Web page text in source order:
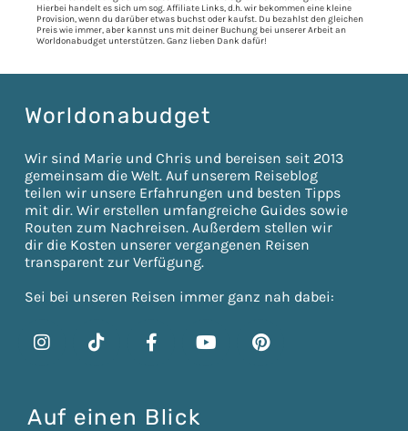
Hierbei handelt es sich um sog. Affiliate Links, d.h. wir bekommen eine kleine
Provision, wenn du darüber etwas buchst oder kaufst. Du bezahlst den gleichen
Preis wie immer, aber kannst uns mit deiner Buchung bei unserer Arbeit an
Worldonabudget unterstützen. Ganz lieben Dank dafür!
Worldonabudget
Wir sind Marie und Chris und bereisen seit 2013
gemeinsam die Welt. Auf unserem Reiseblog
teilen wir unsere Erfahrungen und besten Tipps
mit dir. Wir erstellen umfangreiche Guides sowie
Routen zum Nachreisen. Außerdem stellen wir
dir die Kosten unserer vergangenen Reisen
transparent zur Verfügung.
Sei bei unseren Reisen immer ganz nah dabei:
Auf einen Blick